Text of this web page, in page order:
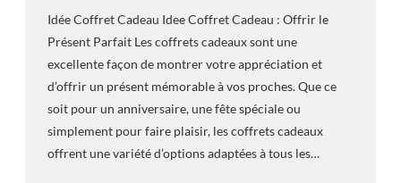
Idée Coffret Cadeau Idee Coffret Cadeau : Offrir le
Présent Parfait Les coffrets cadeaux sont une
excellente façon de montrer votre appréciation et
d’offrir un présent mémorable à vos proches. Que ce
soit pour un anniversaire, une fête spéciale ou
simplement pour faire plaisir, les coffrets cadeaux
offrent une variété d’options adaptées à tous les…